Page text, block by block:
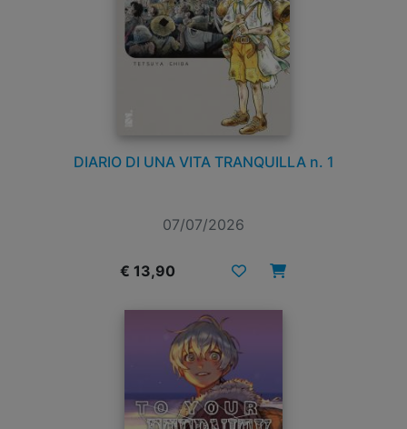
DIARIO DI UNA VITA TRANQUILLA n. 1
07/07/2026
€ 13,90